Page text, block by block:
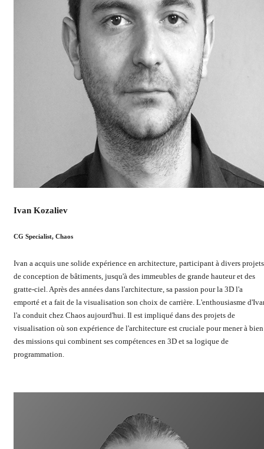
Ivan Kozaliev
CG Specialist, Chaos
Ivan a acquis une solide expérience en architecture, participant à divers projets
de conception de bâtiments, jusqu'à des immeubles de grande hauteur et des
gratte-ciel. Après des années dans l'architecture, sa passion pour la 3D l'a
emporté et a fait de la visualisation son choix de carrière. L'enthousiasme
l'a conduit chez Chaos aujourd'hui. Il est impliqué dans des projets de
visualisation où son expérience de l'architecture est cruciale pour mener à bien
des missions qui combinent ses compétences en 3D et sa logique de
programmation.